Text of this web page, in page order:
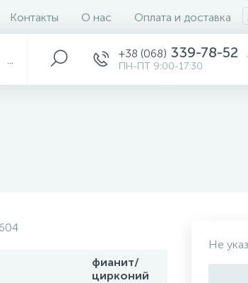
Контакты О нас Оплата и доставка
+38 (068) 339-78-52
ПН-ПТ 9:00-17:30
фианит/
цирконий
Не